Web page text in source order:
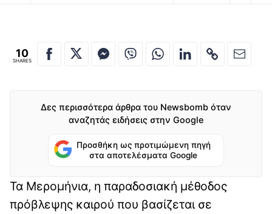
10
SHARES
Δες περισσότερα άρθρα του Newsbomb όταν
αναζητάς ειδήσεις στην Google
Προσθήκη ως προτιμώμενη πηγή
στα αποτελέσματα Google
Τα Μερομήνια, η παραδοσιακή μέθοδος
πρόβλεψης καιρού που βασίζεται σε